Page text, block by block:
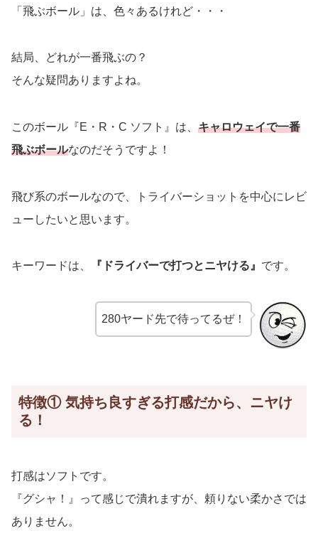
「飛ぶボール」は、色々あるけれど・・・
結局、どれが一番飛ぶの？
そんな疑問ありますよね。
このボール『E・R・C ソフト』は、 キャロウェイで一番
飛ぶボールなのだそうですよ！
飛び系のボールなので、トライバーショットを中心にレビ
ューしたいと思います。
キーワードは、 『ドライバーで打つとニヤける』 です。
280ヤード先で待ってるぜ！
特徴① 気持ち良すぎる打感だから、ニヤけ
る！
打感はソフトです。
『グシャ！』って感じで潰れますが、頼りない柔かさでは
ありません。